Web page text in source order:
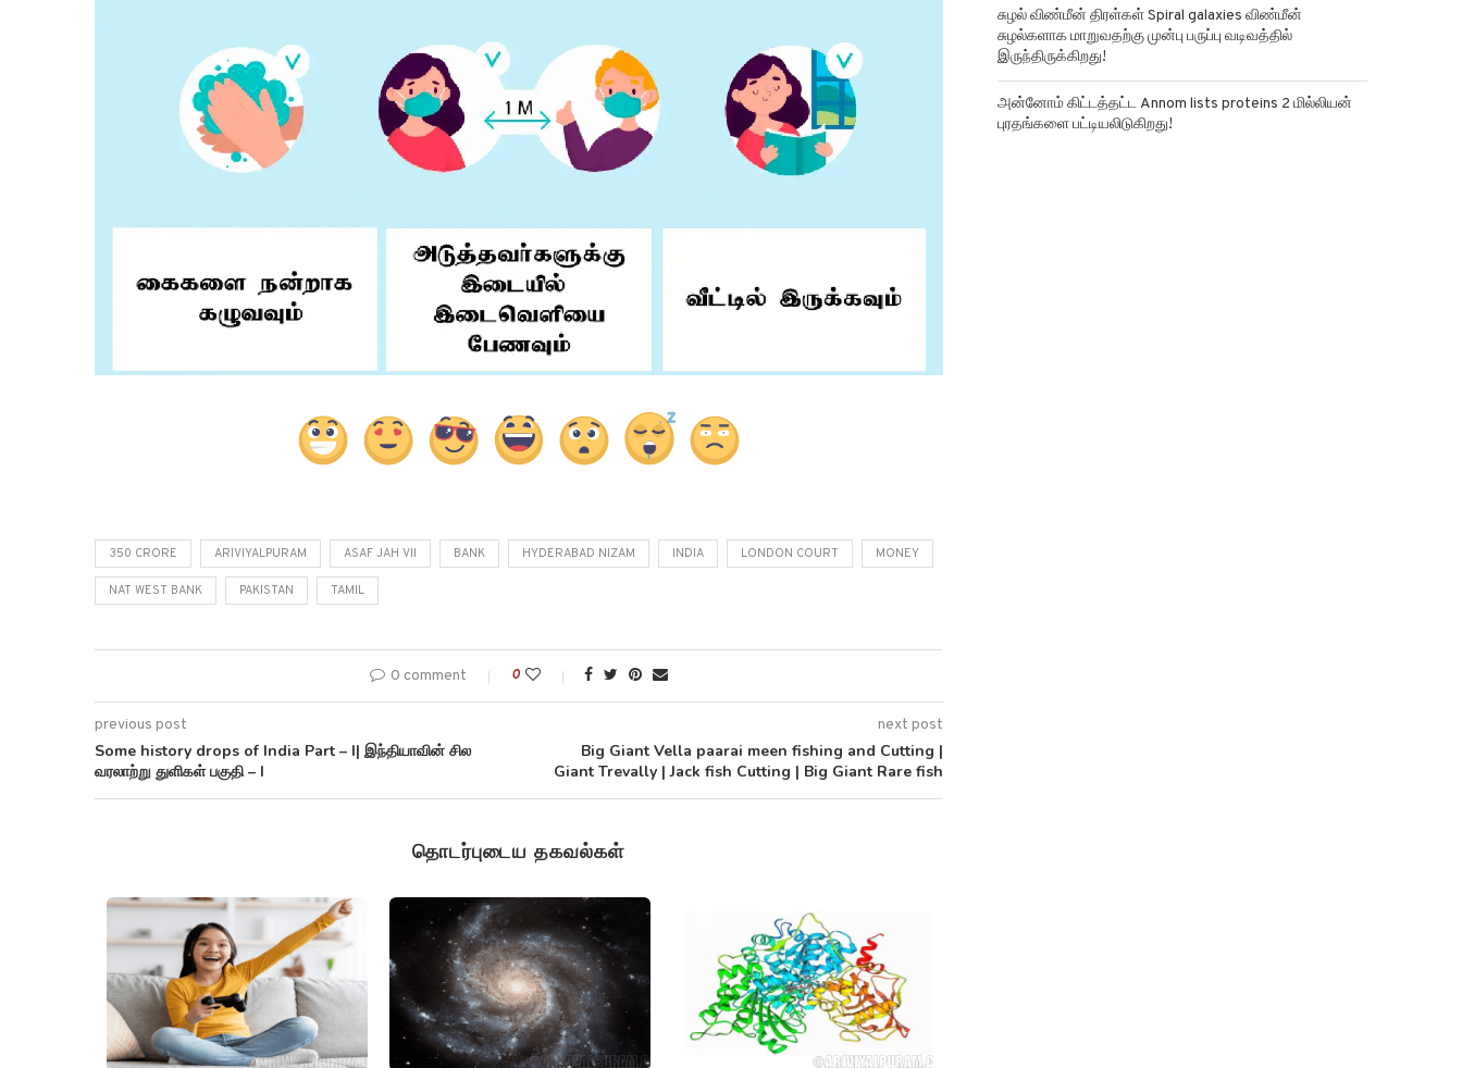
350 CRORE ARIVIYALPURAM ASAF JAH VII BANK HYDERABAD NIZAM INDIA LONDON COURT MONEY
NAT WEST BANK PAKISTAN TAMIL
0 comment 0
previous post
Some history drops of India Part – I| இந்தியாவின் சில
வரலாற்று துளிகள் பகுதி – I
next post
Big Giant Vella paarai meen fishing and Cutting |
Giant Trevally | Jack fish Cutting | Big Giant Rare fish
தொடர்புடைய தகவல்கள்
சுழல் விண்மீன் திரள்கள் Spiral galaxies விண்மீன்
சுழல்களாக மாறுவதற்கு முன்பு பருப்பு வடிவத்தில்
இருந்திருக்கிறது!
அன்னோம் கிட்டத்தட்ட Annom lists proteins 2 மில்லியன்
புரதங்களை பட்டியலிடுகிறது!